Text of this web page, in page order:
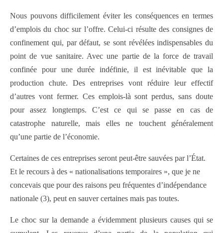
Nous pouvons difficilement éviter les conséquences en termes
d’emplois du choc sur l’offre. Celui-ci résulte des consignes de
confinement qui, par défaut, se sont révélées indispensables du
point de vue sanitaire. Avec une partie de la force de travail
confinée pour une durée indéfinie, il est inévitable que la
production chute. Des entreprises vont réduire leur effectif
d’autres vont fermer. Ces emplois-là sont perdus, sans doute
pour assez longtemps. C’est ce qui se passe en cas de
catastrophe naturelle, mais elles ne touchent généralement
qu’une partie de l’économie.
Certaines de ces entreprises seront peut-être sauvées par l’État.
Et le recours à des « nationalisations temporaires », que je ne
concevais que pour des raisons peu fréquentes d’indépendance
nationale (3), peut en sauver certaines mais pas toutes.
Le choc sur la demande a évidemment plusieurs causes qui se